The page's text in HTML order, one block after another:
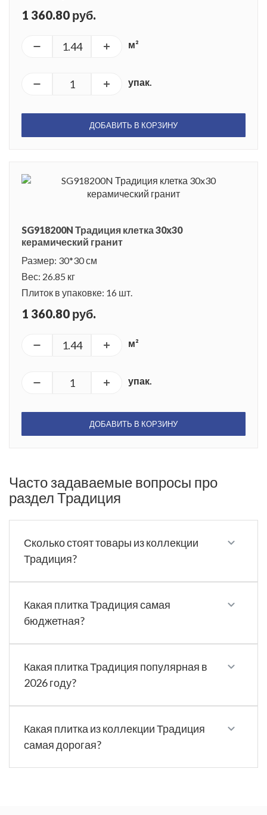
1 360.80 руб.
м²
упак.
ДОБАВИТЬ В КОРЗИНУ
SG918200N Традиция клетка 30x30
керамический гранит
Размер: 30*30 см
Вес: 26.85 кг
Плиток в упаковке: 16 шт.
1 360.80 руб.
м²
упак.
ДОБАВИТЬ В КОРЗИНУ
Часто задаваемые вопросы про
раздел Традиция
Сколько стоят товары из коллекции
Традиция?
Какая плитка Традиция самая
бюджетная?
Какая плитка Традиция популярная в
2026 году?
Какая плитка из коллекции Традиция
самая дорогая?